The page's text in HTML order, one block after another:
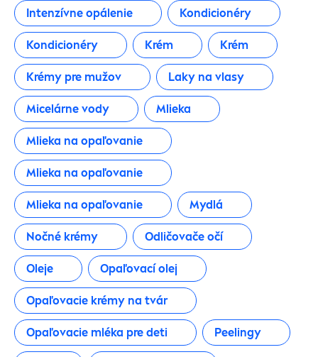
Intenzívne opálenie Kondicionéry
Kondicionéry Krém Krém
Krémy pre mužov Laky na vlasy
Micelárne vody Mlieka
Mlieka na opaľovanie
Mlieka na opaľovanie
Mlieka na opaľovanie Mydlá
Nočné krémy Odličovače očí
Oleje Opaľovací olej
Opaľovacie krémy na tvár
Opaľovacie mléka pre deti Peelingy
Opaľovanie bábätká
Opaľovanie tvár
Šampón
Šampóny & Kondicionéry
Slnečná kozmetika
Sprchovacie gély
Starostlivosť o detskú pokožku
Starostlivosť o pery
Starostlivosť o pleť